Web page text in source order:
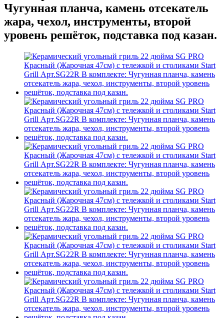
Чугунная планча, камень отсекатель
жара, чехол, инструменты, второй
уровень решёток, подставка под казан.